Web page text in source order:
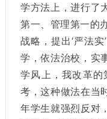
学方法上，进行了
第一、管理第一的
战略，提出‘严法
学，依法治校，实
学风上，我改革
考，这种做法在当
年学生就强烈反对